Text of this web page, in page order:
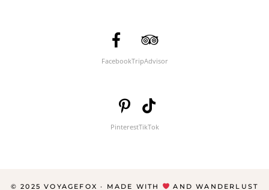
FacebookTripAdvisor
PinterestTikTok
© 2025 VOYAGEFOX · MADE WITH AND WANDERLUST